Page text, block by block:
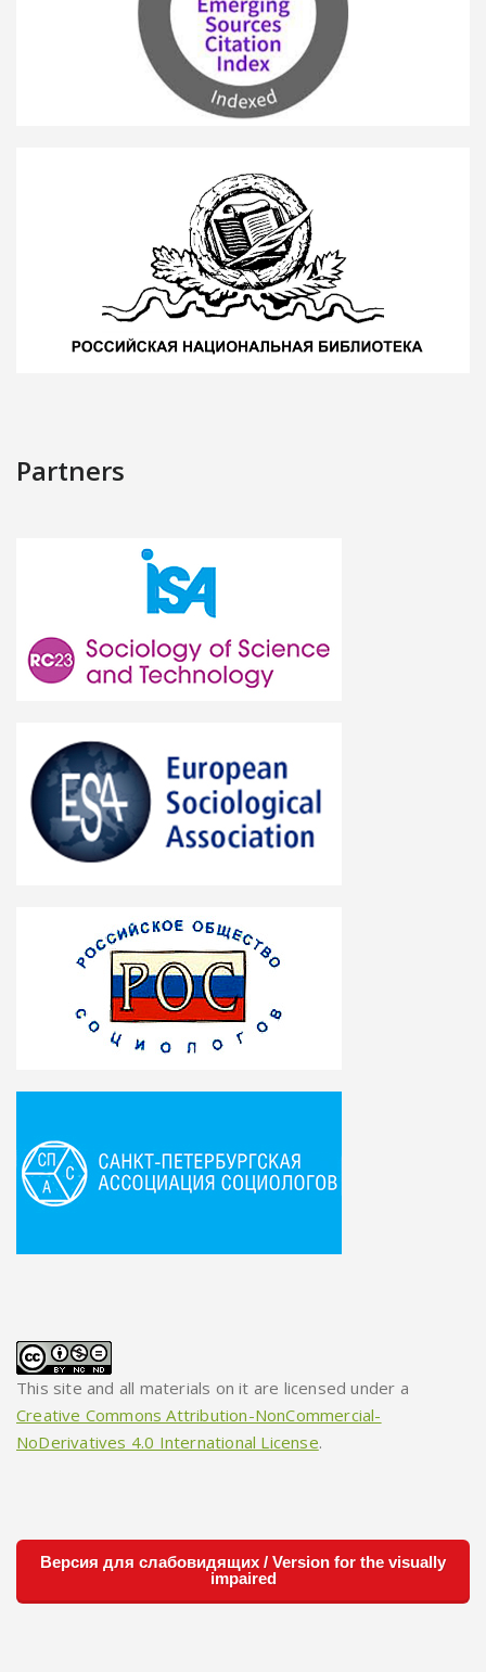
Partners
This site and all materials on it are licensed under a
Creative Commons Attribution-NonCommercial-
NoDerivatives 4.0 International License.
Версия для слабовидящих / Version for the visually
impaired